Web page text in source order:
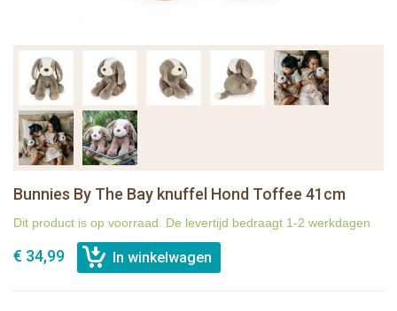
Bunnies By The Bay knuffel Hond Toffee 41cm
Dit product is op voorraad. De levertijd bedraagt 1-2 werkdagen
€ 34,99